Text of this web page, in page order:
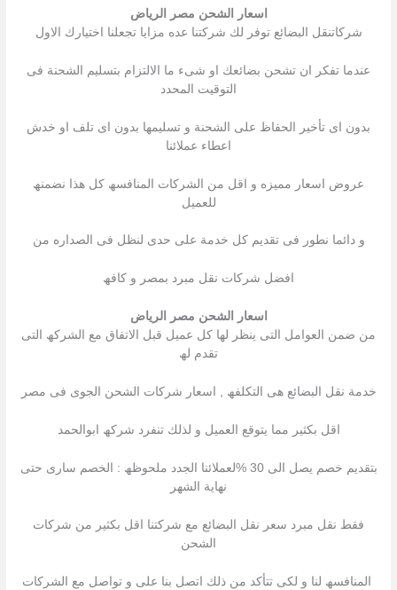
اسعار الشحن مصر الرياض
شركاتنقل البضائع توفر لك شركتنا عده مزایا تجعلنا اختیارك الاول
عندما تفكر ان تشحن بضائعك او شىء ما الالتزام بتسلیم الشحنة فى
التوقیت المحدد
بدون اى تأخیر الحفاظ على الشحنة و تسلیمھا بدون اى تلف او خدش
اعطاء عملائنا
عروض اسعار ممیزه و اقل من الشركات المنافسھ كل ھذا نضمنھ
للعمیل
و دائما نطور فى تقدیم كل خدمة على حدى لنظل فى الصداره من
افضل شركات نقل مبرد بمصر و كافھ
اسعار الشحن مصر الرياض
من ضمن العوامل التى ینظر لھا كل عمیل قبل الاتفاق مع الشركھ التى
تقدم لھ
خدمة نقل البضائع ھى التكلفھ , اسعار شركات الشحن الجوى فى مصر
اقل بكثیر مما یتوقع العمیل و لذلك تنفرد شركھ ابوالحمد
بتقدیم خصم یصل الى 30 %لعملائنا الجدد ملحوظھ : الخصم سارى حتى
نھایة الشھر
فقط نقل مبرد سعر نقل البضائع مع شركتنا اقل بكثیر من شركات
الشحن
المنافسھ لنا و لكى تتأكد من ذلك اتصل بنا على و تواصل مع الشركات